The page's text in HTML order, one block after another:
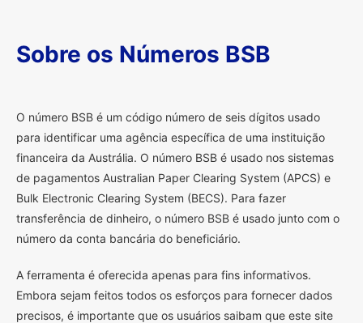
Sobre os Números BSB
O número BSB é um código número de seis dígitos usado
para identificar uma agência específica de uma instituição
financeira da Austrália. O número BSB é usado nos sistemas
de pagamentos Australian Paper Clearing System (APCS) e
Bulk Electronic Clearing System (BECS). Para fazer
transferência de dinheiro, o número BSB é usado junto com o
número da conta bancária do beneficiário.
A ferramenta é oferecida apenas para fins informativos.
Embora sejam feitos todos os esforços para fornecer dados
precisos, é importante que os usuários saibam que este site